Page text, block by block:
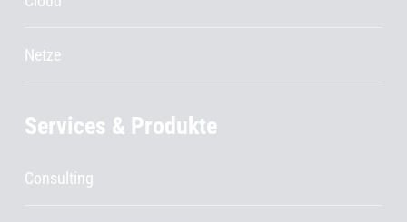
Netze
Services & Produkte
Consulting